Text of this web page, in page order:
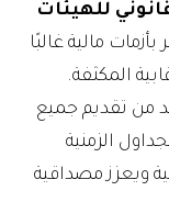
للهيئات
مالية غالبًا
المكثفة.
من تقديم جميع
الزمنية
ويعزز مصداقية